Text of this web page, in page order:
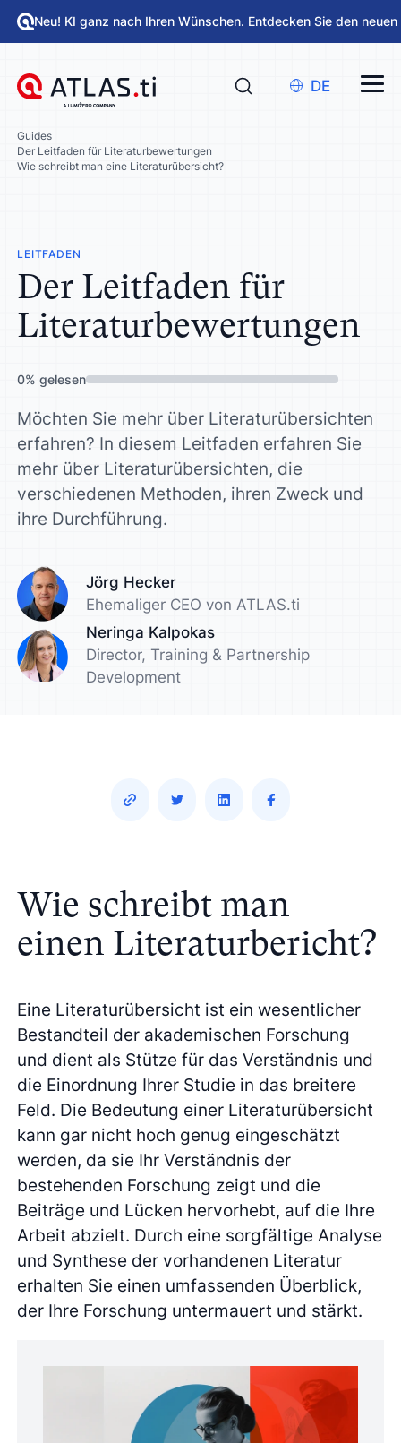
Neu! KI ganz nach Ihren Wünschen. Entdecken Sie den
DE
Guides
Der Leitfaden für Literaturbewertungen
Wie schreibt man eine Literaturübersicht?
LEITFADEN
Der Leitfaden für
Literaturbewertungen
0%gelesen
Möchten Sie mehr über Literaturübersichten
erfahren? In diesem Leitfaden erfahren Sie
mehr über Literaturübersichten, die
verschiedenen Methoden, ihren Zweck und
ihre Durchführung.
Jörg Hecker
Ehemaliger CEO von ATLAS.ti
Neringa Kalpokas
Director, Training & Partnership
Development
Wie schreibt man
einen Literaturbericht?
Eine Literaturübersicht ist ein wesentlicher
Bestandteil der akademischen Forschung
und dient als Stütze für das Verständnis und
die Einordnung Ihrer Studie in das breitere
Feld. Die Bedeutung einer Literaturübersicht
kann gar nicht hoch genug eingeschätzt
werden, da sie Ihr Verständnis der
bestehenden Forschung zeigt und die
Beiträge und Lücken hervorhebt, auf die Ihre
Arbeit abzielt. Durch eine sorgfältige Analyse
und Synthese der vorhandenen Literatur
erhalten Sie einen umfassenden Überblick,
der Ihre Forschung untermauert und stärkt.